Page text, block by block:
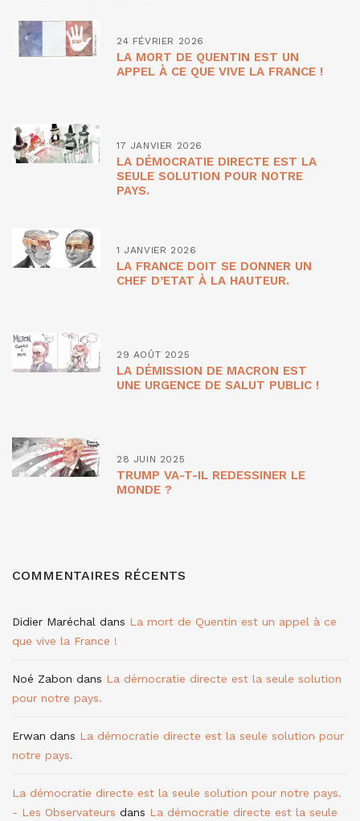
24 FÉVRIER 2026
LA MORT DE QUENTIN EST UN
APPEL À CE QUE VIVE LA FRANCE !
17 JANVIER 2026
LA DÉMOCRATIE DIRECTE EST LA
SEULE SOLUTION POUR NOTRE
PAYS.
1 JANVIER 2026
LA FRANCE DOIT SE DONNER UN
CHEF D’ETAT À LA HAUTEUR.
29 AOÛT 2025
LA DÉMISSION DE MACRON EST
UNE URGENCE DE SALUT PUBLIC !
28 JUIN 2025
TRUMP VA-T-IL REDESSINER LE
MONDE ?
COMMENTAIRES RÉCENTS
Didier Maréchal dans La mort de Quentin est un appel à ce
que vive la France !
Noé Zabon dans La démocratie directe est la seule solution
pour notre pays.
Erwan dans La démocratie directe est la seule solution pour
notre pays.
La démocratie directe est la seule solution pour notre pays.
- Les Observateurs dans La démocratie directe est la seule